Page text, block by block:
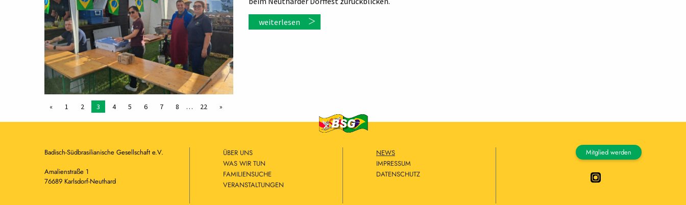
weiterlesen
« 1 2 3 4 5 6 7 8 … 22 »
Badisch-Südbrasilianische Gesellschaft e.V.
Amalienstraße 1
76689 Karlsdorf-Neuthard
ÜBER UNS
WAS WIR TUN
FAMILIENSUCHE
VERANSTALTUNGEN
NEWS
IMPRESSUM
DATENSCHUTZ
Mitglied werden